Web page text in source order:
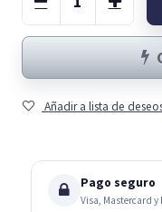
Añadir a lista de
Pago seguro
Visa, Mastercard y